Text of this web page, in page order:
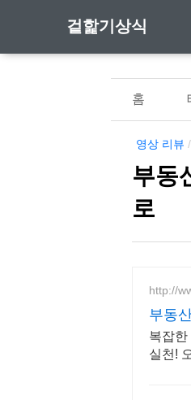
겉핥기상식
홈
영상 리뷰 /
부동
로
http://
부동
복잡한
실천!